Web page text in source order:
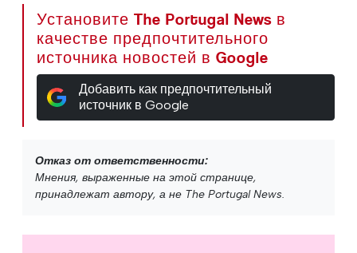
Установите The Portugal News в
качестве предпочтительного
источника новостей в Google
Добавить как предпочтительный
источник в Google
Отказ от ответственности:
Мнения, выраженные на этой странице,
принадлежат автору, а не The Portugal News.